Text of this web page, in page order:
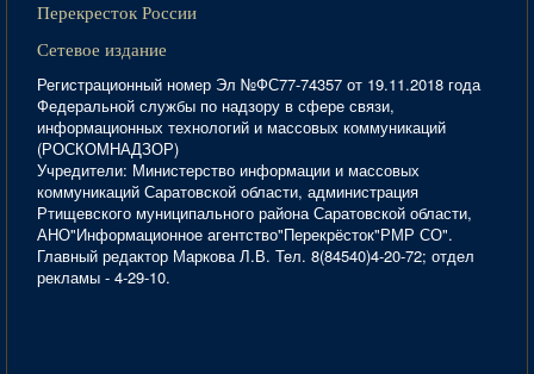
Перекресток России
Сетевое издание
Регистрационный номер Эл №ФС77-74357 от 19.11.2018 года
Федеральной службы по надзору в сфере связи,
информационных технологий и массовых коммуникаций
(РОСКОМНАДЗОР)
Учредители: Министерство информации и массовых
коммуникаций Саратовской области, администрация
Ртищевского муниципального района Саратовской области,
АНО"Информационное агентство"Перекрёсток"РМР СО".
Главный редактор Маркова Л.В. Тел. 8(84540)4-20-72; отдел
рекламы - 4-29-10.